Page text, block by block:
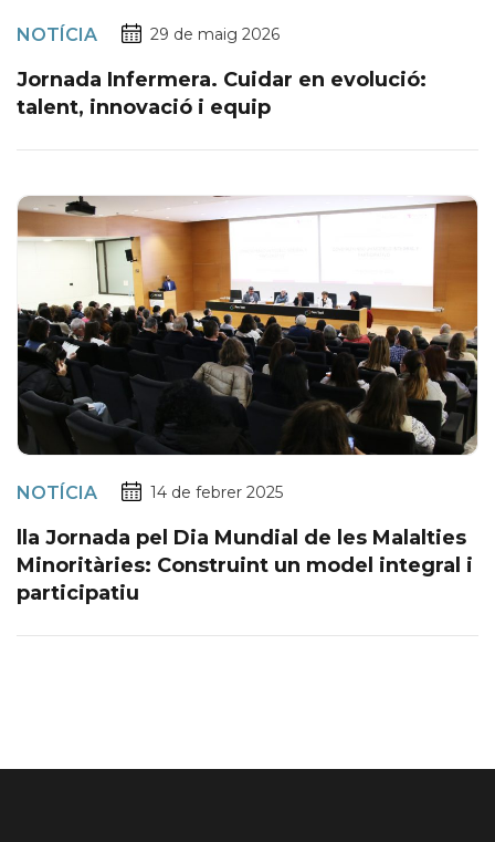
NOTÍCIA 29 de maig 2026
Jornada Infermera. Cuidar en evolució:
talent, innovació i equip
NOTÍCIA 14 de febrer 2025
lla Jornada pel Dia Mundial de les Malalties
Minoritàries: Construint un model integral i
participatiu